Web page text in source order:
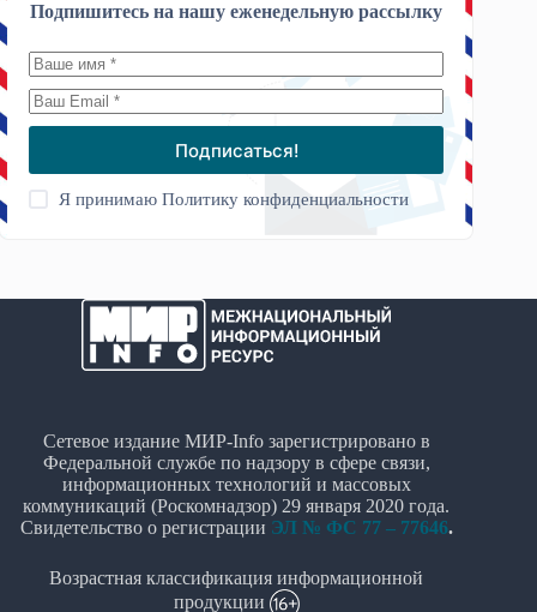
Подпишитесь на нашу еженедельную рассылку
Подписаться!
Я принимаюПолитику конфиденциальности
Сетевое издание МИР-Info зарегистрировано в
Федеральной службе по надзору в сфере связи,
информационных технологий и массовых
коммуникаций (Роскомнадзор) 29 января 2020 года.
Свидетельство о регистрации ЭЛ № ФС 77 – 77646.
Возрастная классификация информационной
продукции